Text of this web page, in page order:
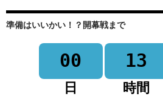
準備はいいかい！？開幕戦まで
00
日
13
時間